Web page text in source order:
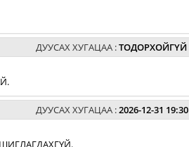
ДУУСАХ ХУГАЦАА :ТОДОРХОЙГҮЙ
ДУУСАХ ХУГАЦАА :2026-12-31 19:30